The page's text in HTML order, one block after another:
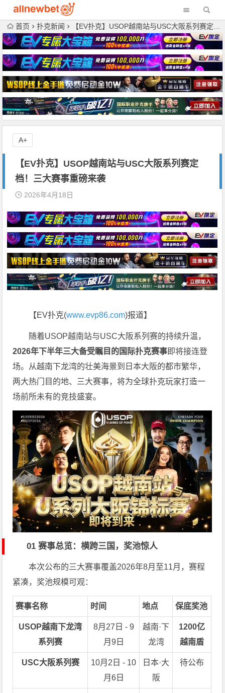
首页 扑克新闻 【EV扑克】USOP越南站与USC大阪系列赛定档！三大赛事重磅来袭
【EV扑克】USOP越南站与USC大阪系列赛定
档！三大赛事重磅来袭
2026年4月18日
【EV扑克(www.evp86.com)报道】
随着USOP越南站与USC大阪系列赛的持续升温，
2026年下半年三大备受瞩目的国际扑克赛事即将接连登
场。从越南下龙湾的壮美海景到日本大阪的都市繁华，
两大热门目的地、三大赛事，将为全球扑克玩家打造一
场前所未有的竞技盛宴。
01 赛事总览：横跨三国，奖池惊人
本次公布的三大赛事覆盖2026年8月至11月，赛程
紧凑，奖池规模可观：
赛事名称 时间 地点 保底奖池
USOP越南下龙湾
系列赛
8月27日 - 9
月9日
越南·下
龙湾
1200亿
越南盾
USC大阪系列赛
10月2日 - 10
月6日
日本·大
阪
待公布
A+